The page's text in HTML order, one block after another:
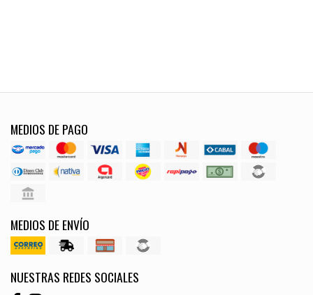
MEDIOS DE PAGO
MEDIOS DE ENVÍO
NUESTRAS REDES SOCIALES